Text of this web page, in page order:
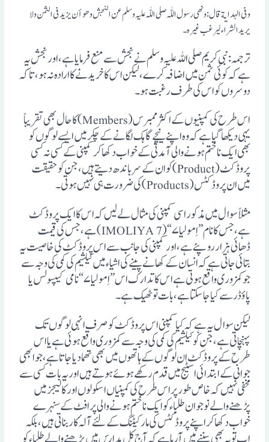
وفی الہدایة قال: ونھی رسول اللّٰہ صلی اللّٰہ علیہ وسلم عن النجش وھو أن یزید فی الثمن ولا
یرید الشراء لیرغب غیرہ ۔
ترجمہ: نبی کریم صلی اللہ علیہ وسلم نے نجش سے منع فرمایا ہے، اور نجش یہ
ہے کہ کوئی ثمن میں اضافہ کرے، لیکن اس کا خریدنے کا ارادہ نہ ہو، تاکہ
دوسروں کو اس کی طرف رغبت ہو۔
اس طرح کی کمپنیوں کے اکثر ممبرس(Members) کا حال بھی تقریباً
یہی دیکھا گیا ہے کہ وہ اپنے نیچے گاہک لگانے کے چکر میں ایسے لوگوں کو
بھی ایک نا ختم ہونے والی آمدنی کے خواب دکھا کرکمپنی کے کسی نہ کسی
پروڈکٹ (Product) کوان کے سر باندھ دیتے ہیں، جن کو حقیقت
میں ان پروڈکٹس (Products)کی ضرورت ہی نہیں ہوتی ۔
مثلاً سوال میں مذکور اسی کمپنی کی مثال لے لیں کہ اس کا ایک پروڈکٹ
ہے، جس کا نام”اِمولیا ۷“(IMOLIYA 7) ہے، جس کی قیمت
ڈھائی ہزار روپئے ہے، اورکمپنی کی جانب سے اس پروڈکٹ کی خاصیت یہ
بتائی جاتی ہے کہ انسان کے کھانے پینے کی اشیاء میں کیلشیم کی کمی کی وجہ سے
جو کمزوری واقع ہوتی ہے اس کا تدارک اس ” اِمولیا ۷“ نامی کیپسولس یا
پاوٴڈر سے کیا جاسکتا ہے، بات تو ٹھیک ہے ۔
لیکن سوال یہ ہے کہ کیا کمپنی اس پروڈکٹ کو صرف انہی لوگوں تک
پہنچاتی ہے، جن کو کیلشیم کی کمی کی وجہ سے کمزوری واقع ہوئی ہے یا اس
طرح کے پروڈکٹ ان لوگوں کے ہاتھوں میں بھی تھمادیا جاتاہے ،جو ابھی
جوانی کے ابتدائی اسٹیج میں قدم رکھے ہوئے ہوتے ہیں اور یہ بات کسی سے
مخفی نہیں کہ خاص طور پر اس طرح کی کمپنیاں اسکولوں اور کالیجز میں
پڑھنے والے نوجوان طلباء کو ایک ناختم ہونے والی پرافٹ کے سنہرے
خواب دکھا کراپنے پروڈکٹس کی مارکیٹنگ کے لئے آلہٴ کار بناتی ہیں ، بلکہ